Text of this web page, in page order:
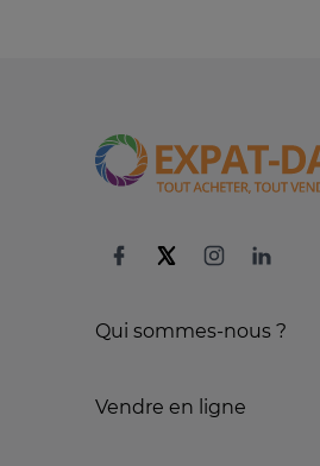
Qui sommes-nous ?
Vendre en ligne